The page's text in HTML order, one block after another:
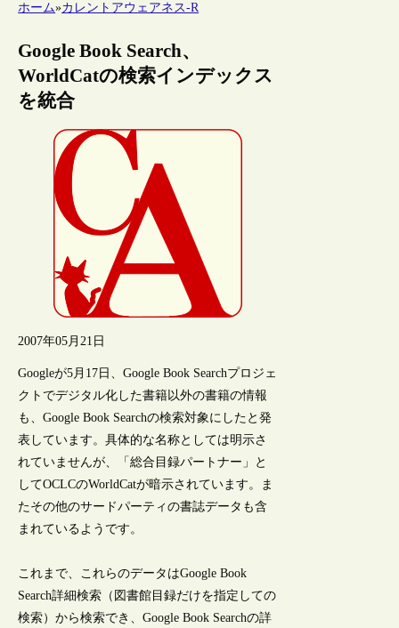
ホーム»カレントアウェアネス-R
Google Book Search、
WorldCatの検索インデックス
を統合
2007年05月21日
Googleが5月17日、Google Book Searchプロジェ
クトでデジタル化した書籍以外の書籍の情報
も、Google Book Searchの検索対象にしたと発
表しています。具体的な名称としては明示さ
れていませんが、「総合目録パートナー」と
してOCLCのWorldCatが暗示されています。ま
たその他のサードパーティの書誌データも含
まれているようです。
これまで、これらのデータはGoogle Book
Search詳細検索（図書館目録だけを指定しての
検索）から検索でき、Google Book Searchの詳